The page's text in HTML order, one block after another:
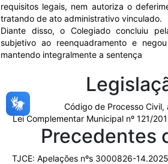
requisitos legais, nem autoriza o
tratando de ato administrativo vinculado.
Diante disso, o Colegiado concluiu
subjetivo ao reenquadramento e
mantendo integralmente a sentença
Código de Processo Civil,
Lei Complementar Municipal nº 121/
Precedentes
TJCE: Apelações nºs 3000826-